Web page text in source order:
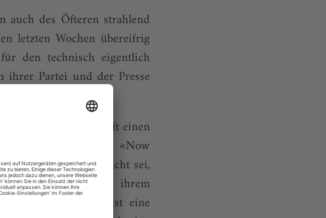
auch des Öfteren strahlend
letzten Wochen übereifrig
den technisch eigentlich
ihrer Partei und der Presse
BBC hört man nun oft einen
sagte die «Now
auf den Weg gebracht sei,
eine Moderatorin ihrem
den Mund, mal lässt eine